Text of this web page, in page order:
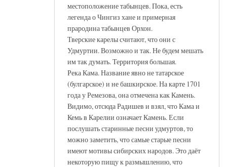
местоположение табынцев. Пока, есть
легенда о Чингиз хане и примерная
прародина табынцев Орхон.
Тверские карелы считают, что они с
Удмуртии. Возможно и так. Не будем мешать
им так думать. Территория большая.
Река Кама. Название явно не татарское
(булгарское) и не башкирское. На карте 1701
года у Ремезова, она отмечена как Камень.
Видимо, отсюда Радишев и взял, что Кама и
Кемь в Карелии означает Камень. Если
послушать старинные песни удмуртов, то
можно заметить, что самые старые песни
имеют мотивы сибирских народов. Это даёт
некоторую пищу к размышлению, что